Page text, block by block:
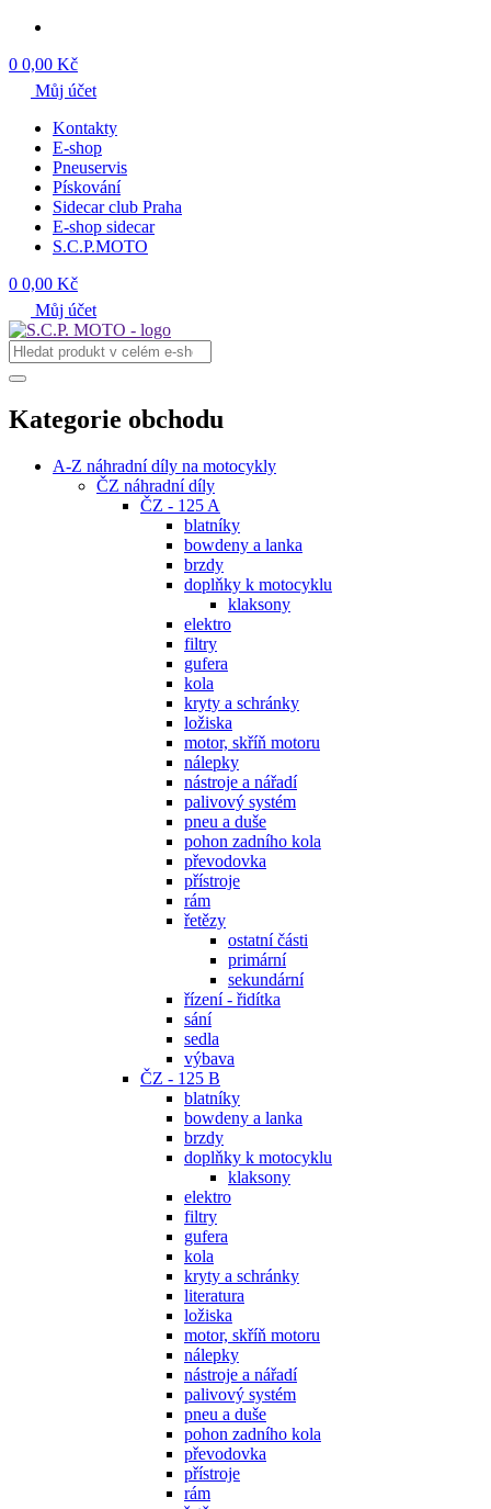
0 0,00 Kč
Můj účet
Kontakty
E-shop
Pneuservis
Pískování
Sidecar club Praha
E-shop sidecar
S.C.P.MOTO
0 0,00 Kč
Můj účet
Kategorie obchodu
A-Z náhradní díly na motocykly
ČZ náhradní díly
ČZ - 125 A
blatníky
bowdeny a lanka
brzdy
doplňky k motocyklu
klaksony
elektro
filtry
gufera
kola
kryty a schránky
ložiska
motor, skříň motoru
nálepky
nástroje a nářadí
palivový systém
pneu a duše
pohon zadního kola
převodovka
přístroje
rám
řetězy
ostatní části
primární
sekundární
řízení - řidítka
sání
sedla
výbava
ČZ - 125 B
blatníky
bowdeny a lanka
brzdy
doplňky k motocyklu
klaksony
elektro
filtry
gufera
kola
kryty a schránky
literatura
ložiska
motor, skříň motoru
nálepky
nástroje a nářadí
palivový systém
pneu a duše
pohon zadního kola
převodovka
přístroje
rám